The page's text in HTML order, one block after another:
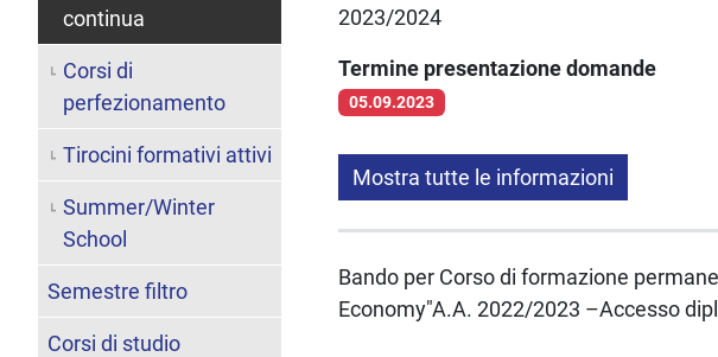
2023/2024
Termine presentazione domande
05.09.2023
Mostra tutte le informazioni
Bando per Corso di formazione
Economy"A.A. 2022/2023 –Accesso
continua
Corsi di
perfezionamento
Tirocini formativi attivi
Summer/Winter
School
Semestre filtro
Corsi di studio